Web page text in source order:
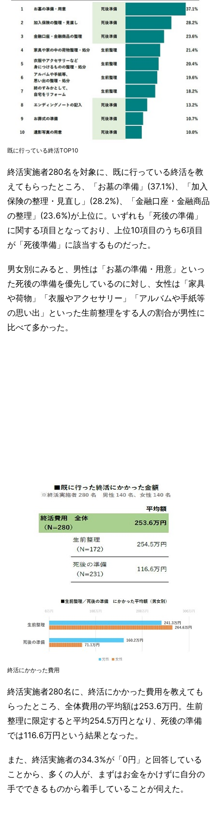
既に行っている終活TOP10
終活実施者280名を対象に、既に行っている終活を教
えてもらったところ、「お墓の準備」(37.1%)、「加入
保険の整理・見直し」(28.2%)、「金融口座・金融商品
の整理」(23.6%)が上位に。いずれも「死後の準備」
に関する項目となっており、上位10項目のうち6項目
が「死後準備」に該当するものだった。
男女別にみると、男性は「お墓の準備・用意」といっ
た死後の準備を優先しているのに対し、女性は「家具
や荷物」「衣服やアクセサリー」「アルバムや手紙等
の思い出」といった生前整理をする人の割合が男性に
比べて多かった。
終活にかかった費用
終活実施者280名に、終活にかかった費用を教えても
らったところ、全体費用の平均額は253.6万円。生前
整理に限定すると平均254.5万円となり、死後の準備
では116.6万円という結果となった。
また、終活実施者の34.3%が「0円」と回答している
ことから、多くの人が、まずはお金をかけずに自分の
手でできるものから着手していることが伺えた。